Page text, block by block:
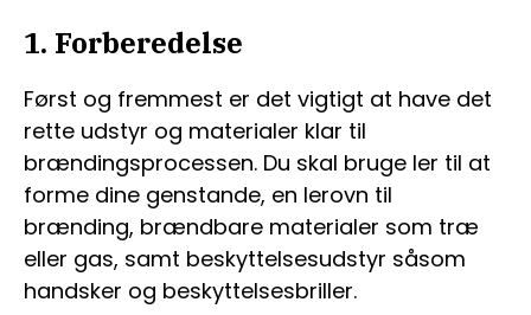
1. Forberedelse
Først og fremmest er det vigtigt at have det
rette udstyr og materialer klar til
brændingsprocessen. Du skal bruge ler til at
forme dine genstande, en lerovn til
brænding, brændbare materialer som træ
eller gas, samt beskyttelsesudstyr såsom
handsker og beskyttelsesbriller.